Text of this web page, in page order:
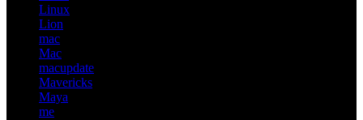
Linux
Lion
mac
Mac
macupdate
Mavericks
Maya
me